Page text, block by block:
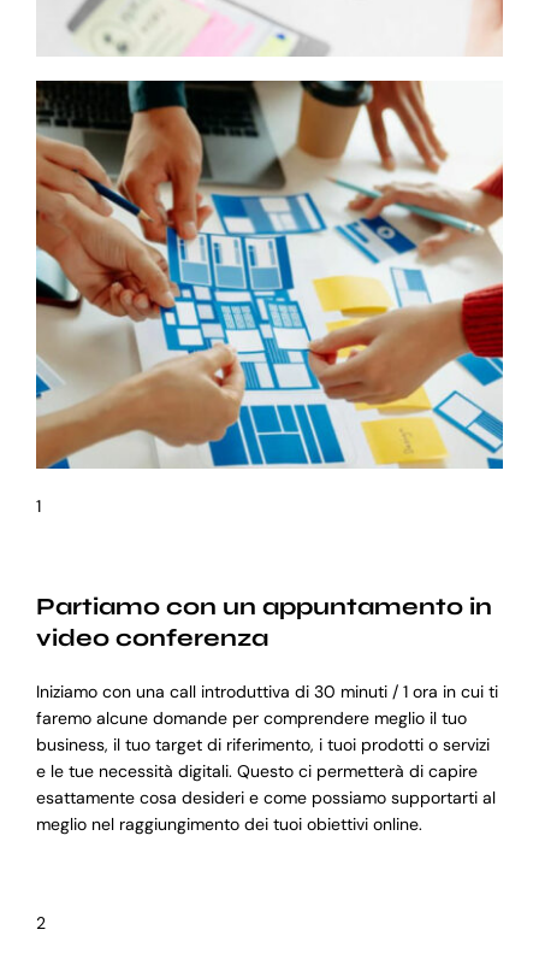
1
Partiamo con un appuntamento in
video conferenza
Iniziamo con una call introduttiva di 30 minuti / 1 ora in cui ti
faremo alcune domande per comprendere meglio il tuo
business, il tuo target di riferimento, i tuoi prodotti o servizi
e le tue necessità digitali. Questo ci permetterà di capire
esattamente cosa desideri e come possiamo supportarti al
meglio nel raggiungimento dei tuoi obiettivi online.
2